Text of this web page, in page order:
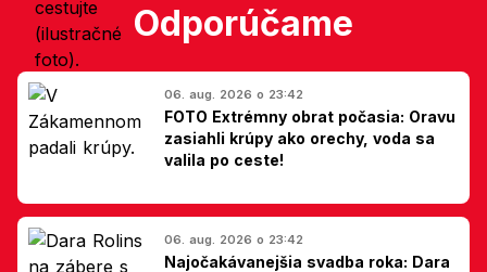
Odporúčame
06. aug. 2026 o 23:42
FOTO Extrémny obrat počasia: Oravu
zasiahli krúpy ako orechy, voda sa
valila po ceste!
06. aug. 2026 o 23:42
Najočakávanejšia svadba roka: Dara